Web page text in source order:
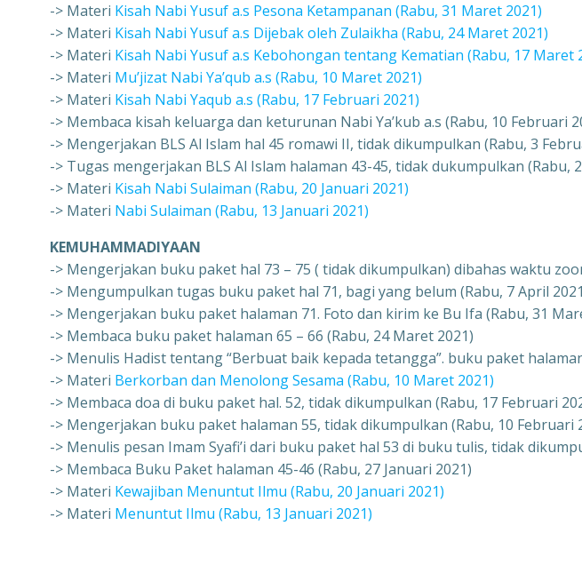
-> Materi Kisah Nabi Yusuf a.s Pesona Ketampanan (Rabu, 31 Maret 2021)
-> Materi Kisah Nabi Yusuf a.s Dijebak oleh Zulaikha (Rabu, 24 Maret 2021)
-> Materi Kisah Nabi Yusuf a.s Kebohongan tentang Kematian (Rabu, 17 Maret
-> Materi Mu’jizat Nabi Ya’qub a.s (Rabu, 10 Maret 2021)
-> Materi Kisah Nabi Yaqub a.s (Rabu, 17 Februari 2021)
-> Membaca kisah keluarga dan keturunan Nabi Ya’kub a.s (Rabu, 10 Februari
-> Mengerjakan BLS Al Islam hal 45 romawi II, tidak dikumpulkan (Rabu, 3
-> Tugas mengerjakan BLS Al Islam halaman 43-45, tidak dukumpulkan (Rabu,
-> Materi Kisah Nabi Sulaiman (Rabu, 20 Januari 2021)
-> Materi Nabi Sulaiman (Rabu, 13 Januari 2021)
KEMUHAMMADIYAAN
-> Mengerjakan buku paket hal 73 – 75 ( tidak dikumpulkan) dibahas waktu
-> Mengumpulkan tugas buku paket hal 71, bagi yang belum (Rabu, 7 April
-> Mengerjakan buku paket halaman 71. Foto dan kirim ke Bu Ifa (Rabu, 31
-> Membaca buku paket halaman 65 – 66 (Rabu, 24 Maret 2021)
-> Menulis Hadist tentang “Berbuat baik kepada tetangga”. buku paket
-> Materi Berkorban dan Menolong Sesama (Rabu, 10 Maret 2021)
-> Membaca doa di buku paket hal. 52, tidak dikumpulkan (Rabu, 17 Februari
-> Mengerjakan buku paket halaman 55, tidak dikumpulkan (Rabu, 10 Februari
-> Menulis pesan Imam Syafi’i dari buku paket hal 53 di buku tulis, tidak
-> Membaca Buku Paket halaman 45-46 (Rabu, 27 Januari 2021)
-> Materi Kewajiban Menuntut Ilmu (Rabu, 20 Januari 2021)
-> Materi Menuntut Ilmu (Rabu, 13 Januari 2021)